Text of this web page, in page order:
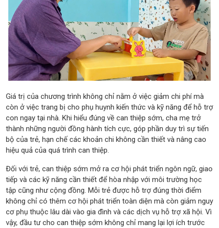
Giá trị của chương trình không chỉ nằm ở việc giảm chi phí mà
còn ở việc trang bị cho phụ huynh kiến thức và kỹ năng để hỗ trợ
con ngay tại nhà. Khi hiểu đúng về can thiệp sớm, cha mẹ trở
thành những người đồng hành tích cực, góp phần duy trì sự tiến
bộ của trẻ, hạn chế các khoản chi không cần thiết và nâng cao
hiệu quả của quá trình can thiệp.
Đối với trẻ, can thiệp sớm mở ra cơ hội phát triển ngôn ngữ, giao
tiếp và các kỹ năng cần thiết để hòa nhập với môi trường học
tập cũng như cộng đồng. Mỗi trẻ được hỗ trợ đúng thời điểm
không chỉ có thêm cơ hội phát triển toàn diện mà còn giảm nguy
cơ phụ thuộc lâu dài vào gia đình và các dịch vụ hỗ trợ xã hội. Vì
vậy, đầu tư cho can thiệp sớm không chỉ mang lại lợi ích trước